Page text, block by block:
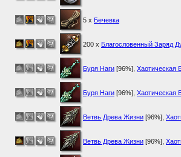
5 x Бечевка
200 x Благословенный Заряд
Буря Наги [96%] Хаотическая
Буря Наги [96%] Хаотическая
Ветвь Древа Жизни [96%]
Ветвь Древа Жизни [96%]